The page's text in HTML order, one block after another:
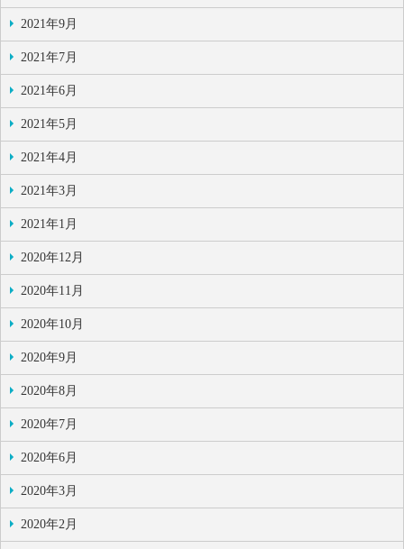
2021年9月
2021年7月
2021年6月
2021年5月
2021年4月
2021年3月
2021年1月
2020年12月
2020年11月
2020年10月
2020年9月
2020年8月
2020年7月
2020年6月
2020年3月
2020年2月